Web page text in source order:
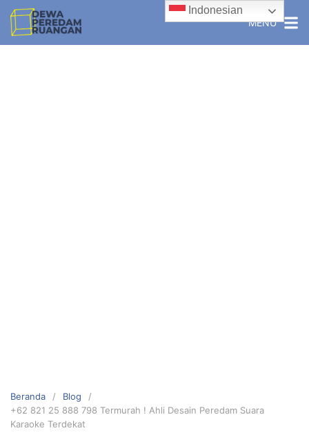
MENU
Beranda
Blog
+62 821 25 888 798 Termurah ! Ahli Desain Peredam Suara
Karaoke Terdekat
Indonesian